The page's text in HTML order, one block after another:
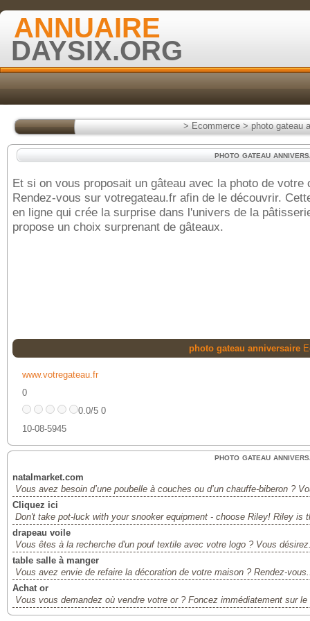
ANNUAIRE
DAYSIX.ORG
>Ecommerce>photo gateau
photo gateau
Et si on vous proposait un gâteau avec la photo de votre
Rendez-vous sur votregateau.fr afin de le découvrir.
en ligne qui crée la surprise dans l'univers de la
propose un choix surprenant de gâteaux.
photo gateau anniversaire
www.votregateau.fr
0
0.0/5 0
10-08-5945
photo gateau
natalmarket.com
Vous avez besoin d’une poubelle à couches ou d’un chauffe-biberon ?
Cliquez ici
Don't take pot-luck with your snooker equipment - choose Riley! Riley is
drapeau voile
Vous êtes à la recherche d'un pouf textile avec votre logo ? Vous
table salle à manger
Vous avez envie de refaire la décoration de votre maison ? Rendez-
Achat or
Vous vous demandez où vendre votre or ? Foncez immédiatement sur